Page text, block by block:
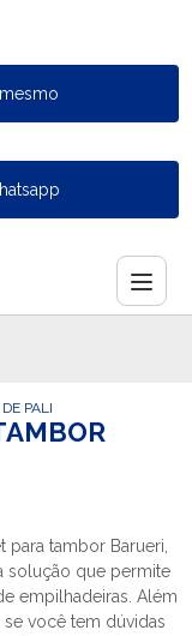
PALLET PARA TAMBOR
tambor Barueri,
solução que permite
empilhadeiras. Além
você tem dúvidas